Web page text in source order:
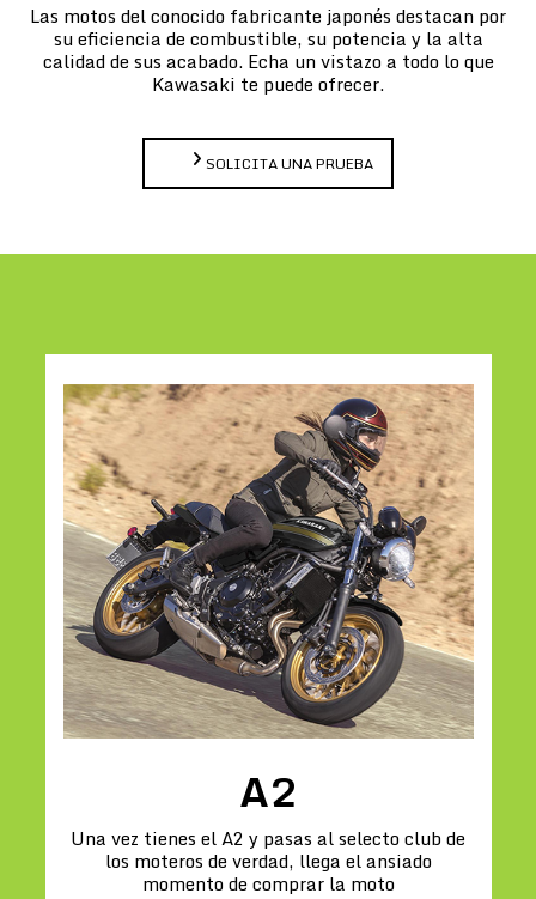
Las motos del conocido fabricante japonés destacan por
su eficiencia de combustible, su potencia y la alta
calidad de sus acabado. Echa un vistazo a todo lo que
Kawasaki te puede ofrecer.
SOLICITA UNA PRUEBA
A2
Una vez tienes el A2 y pasas al selecto club de
los moteros de verdad, llega el ansiado
momento de comprar la moto